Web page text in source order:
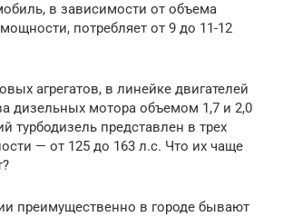
в зависимости от объема
потребляет от 9 до 11-12
агрегатов, в линейке двигателей
дизельных мотора объемом 1,7 и 2,0
турбодизель представлен в трех
— от 125 до 163 л.с. Что их чаще
преимущественно в городе бывают